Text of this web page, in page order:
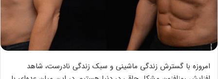
امروزه با گسترش زندگی ماشینی و سبک زندگی نادرست، شاهد